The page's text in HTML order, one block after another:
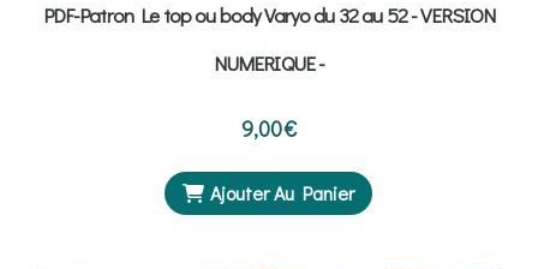
PDF-Patron Le top ou body Varyo du 32 au 52 - VERSION
NUMERIQUE -
9,00€
Ajouter Au Panier